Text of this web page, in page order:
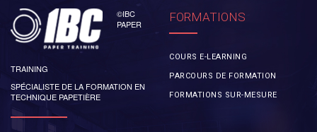
©IBC
PAPER
TRAINING
SPÉCIALISTE DE LA FORMATION EN
TECHNIQUE PAPETIÈRE
FORMATIONS
COURS E-LEARNING
PARCOURS DE FORMATION
FORMATIONS SUR-MESURE